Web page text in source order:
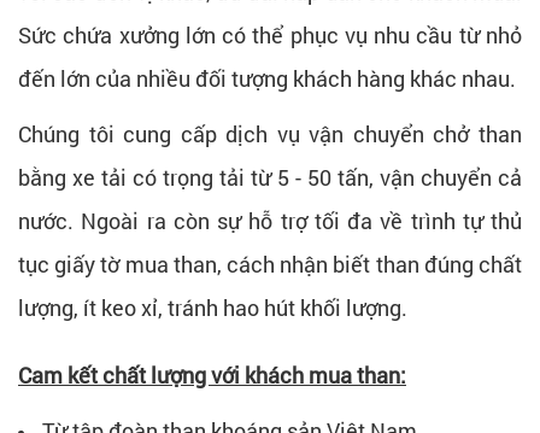
Sức chứa xưởng lớn có thể phục vụ nhu cầu từ nhỏ
đến lớn của nhiều đối tượng khách hàng khác nhau.
Chúng tôi cung cấp dịch vụ vận chuyển chở than
bằng xe tải có trọng tải từ 5 - 50 tấn, vận chuyển cả
nước. Ngoài ra còn sự hỗ trợ tối đa về trình tự thủ
tục giấy tờ mua than, cách nhận biết than đúng chất
lượng, ít keo xỉ, tránh hao hút khối lượng.
Cam kết chất lượng với khách mua than: